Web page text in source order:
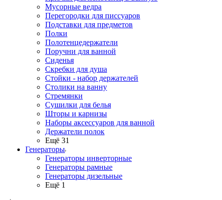
Мусорные ведра
Перегородки для писсуаров
Подставки для предметов
Полки
Полотенцедержатели
Поручни для ванной
Сиденья
Скребки для душа
Стойки - набор держателей
Столики на ванну
Стремянки
Сушилки для белья
Шторы и карнизы
Наборы аксессуаров для ванной
Держатели полок
Ещё 31
Генераторы
Генераторы инверторные
Генераторы рамные
Генераторы дизельные
Ещё 1